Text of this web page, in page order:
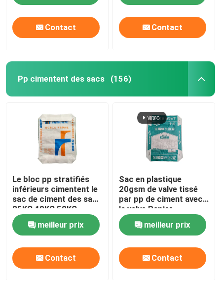
Contact Contact
Pp cimentent des sacs (156)
Le bloc pp stratifiés
inférieurs cimentent le
sac de ciment des sacs
25KG 40KG 50KG
Adstar
meilleur prix
Contact
Sac en plastique
20gsm de valve tissé
par pp de ciment avec
la valve Papier
d'emballage Brown
meilleur prix
Contact